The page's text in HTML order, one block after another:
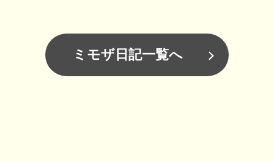
ミモザ日記一覧へ